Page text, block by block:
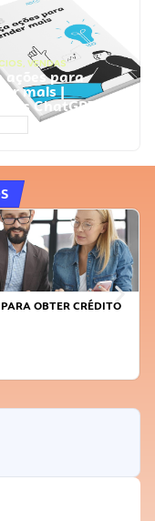
, VENDAS
ações para
mais |
ChatGPT
OBTER CRÉDITO